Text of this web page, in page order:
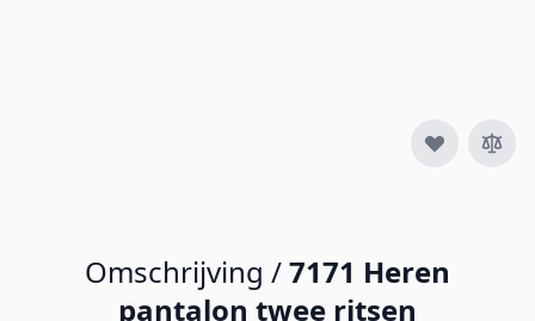
Omschrijving /7171 Heren
pantalon twee ritsen